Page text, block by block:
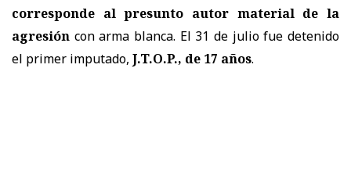
corresponde al presunto autor material de la
agresión con arma blanca. El 31 de julio fue detenido
el primer imputado, J.T.O.P., de 17 años.